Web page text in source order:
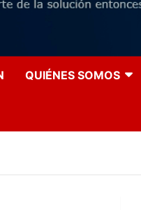
QUIÉNES SOMOS